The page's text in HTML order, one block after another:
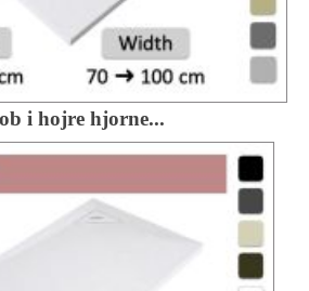
i hojre hjorne...